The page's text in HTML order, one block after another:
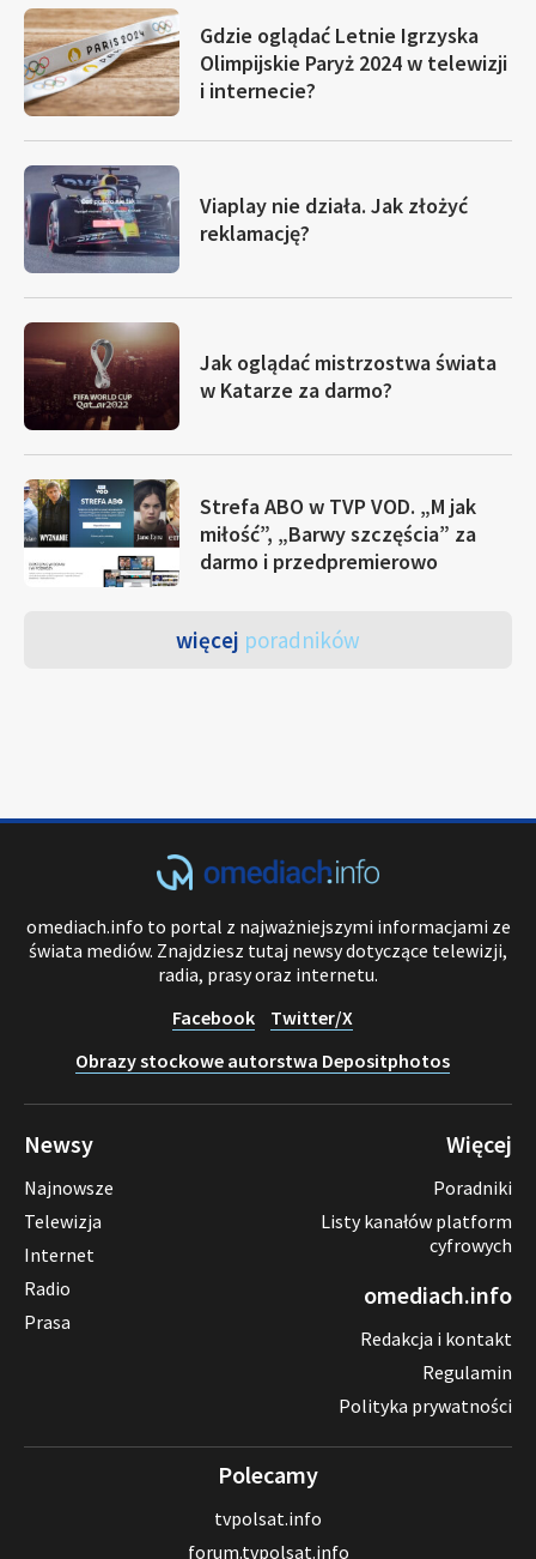
Gdzie oglądać Letnie Igrzyska
Olimpijskie Paryż 2024 w telewizji
i internecie?
Viaplay nie działa. Jak złożyć
reklamację?
Jak oglądać mistrzostwa świata
w Katarze za darmo?
Strefa ABO w TVP VOD. „M jak
miłość”, „Barwy szczęścia” za
darmo i przedpremierowo
więcej poradników
omediach.info to portal z najważniejszymi informacjami ze
świata mediów. Znajdziesz tutaj newsy dotyczące telewizji,
radia, prasy oraz internetu.
Facebook
Twitter/X
Obrazy stockowe autorstwa Depositphotos
Newsy
Najnowsze
Telewizja
Internet
Radio
Prasa
Więcej
Poradniki
Listy kanałów platform
cyfrowych
omediach.info
Redakcja i kontakt
Regulamin
Polityka prywatności
Polecamy
tvpolsat.info
forum.tvpolsat.info